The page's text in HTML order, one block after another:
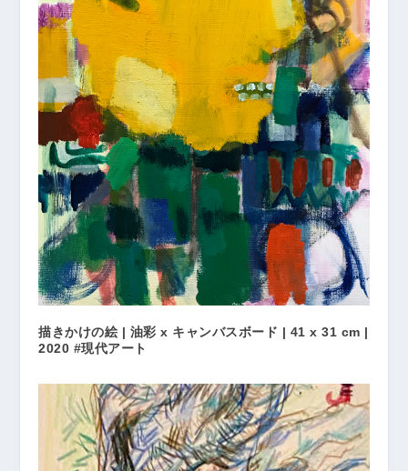
描きかけの絵 | 油彩 x キャンバスボード | 41 x 31 cm |
2020 #現代アート